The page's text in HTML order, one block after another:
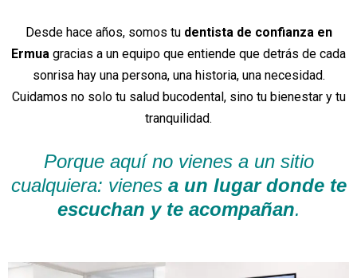
Desde hace años, somos tu dentista de confianza en
Ermua gracias a un equipo que entiende que detrás de cada
sonrisa hay una persona, una historia, una necesidad.
Cuidamos no solo tu salud bucodental, sino tu bienestar y tu
tranquilidad.
Porque aquí no vienes a un sitio
cualquiera: vienes a un lugar donde te
escuchan y te acompañan.